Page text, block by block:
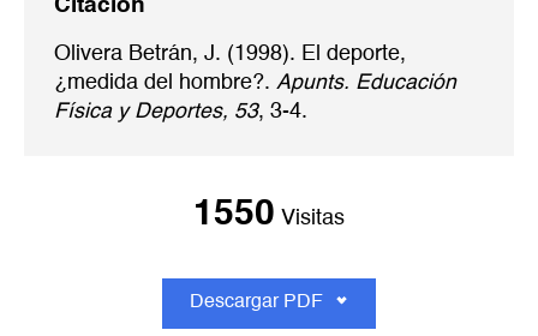
Citación
Olivera Betrán, J. (1998). El deporte,
¿medida del hombre?. Apunts. Educación
Física y Deportes, 53, 3-4.
1550 Visitas
Descargar PDF